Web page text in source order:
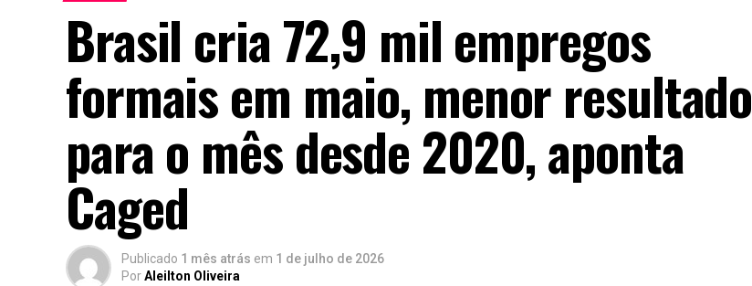
Brasil cria 72,9 mil empregos
formais em maio, menor resultado
para o mês desde 2020, aponta
Caged
Publicado 1 mês atrás em 1 de julho de 2026
PorAleilton Oliveira